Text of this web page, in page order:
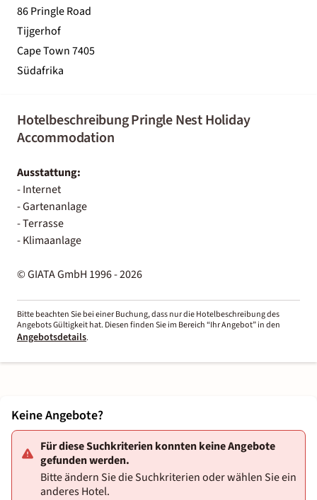
86 Pringle Road
Tijgerhof
Cape Town 7405
Südafrika
Hotelbeschreibung Pringle Nest Holiday
Accommodation
Ausstattung:
- Internet
- Gartenanlage
- Terrasse
- Klimaanlage
© GIATA GmbH 1996 - 2026
Bitte beachten Sie bei einer Buchung, dass nur die Hotelbeschreibung des
Angebots Gültigkeit hat. Diesen finden Sie im Bereich “Ihr Angebot” in den
Angebotsdetails.
Keine Angebote?
Für diese Suchkriterien konnten keine Angebote
gefunden werden.
Bitte ändern Sie die Suchkriterien oder wählen Sie ein
anderes Hotel.